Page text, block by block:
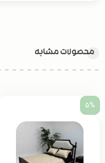
محصولات مشابه
5%